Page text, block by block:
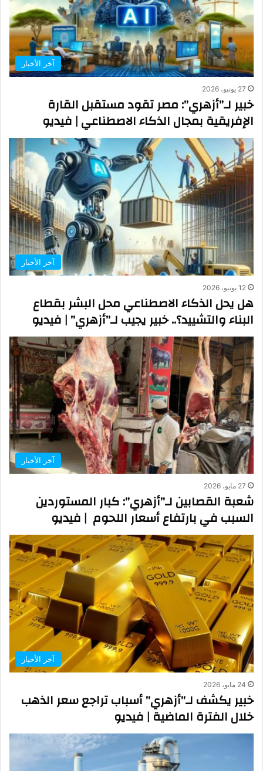
آخر الأخبار
27 يونيو، 2026
خبير لـ”أزهري”: مصر تقود مستقبل القارة
الإفريقية بمجال الذكاء الاصطناعي | فيديو
آخر الأخبار
12 يونيو، 2026
هل يحل الذكاء الاصطناعي محل البشر بقطاع
البناء والتشييد؟.. خبير يجيب لـ”أزهري” | فيديو
آخر الأخبار
27 مايو، 2026
شعبة القصابين لـ”أزهري”: كبار المستوردين
السبب في بارتفاع أسعار اللحوم | فيديو
آخر الأخبار
24 مايو، 2026
خبير يكشف لـ”أزهري” أسباب تراجع سعر الذهب
خلال الفترة الماضية | فيديو